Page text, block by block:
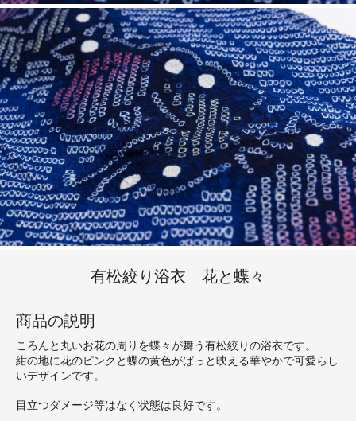
有松絞り浴衣 花と蝶々
商品の説明
ころんと丸いお花の周りを蝶々が舞う有松絞りの浴衣です。
紺の地に花のピンクと蝶の黄色がぱっと映える華やかで可愛らし
いデザインです。
目立つダメージ等はなく状態は良好です。